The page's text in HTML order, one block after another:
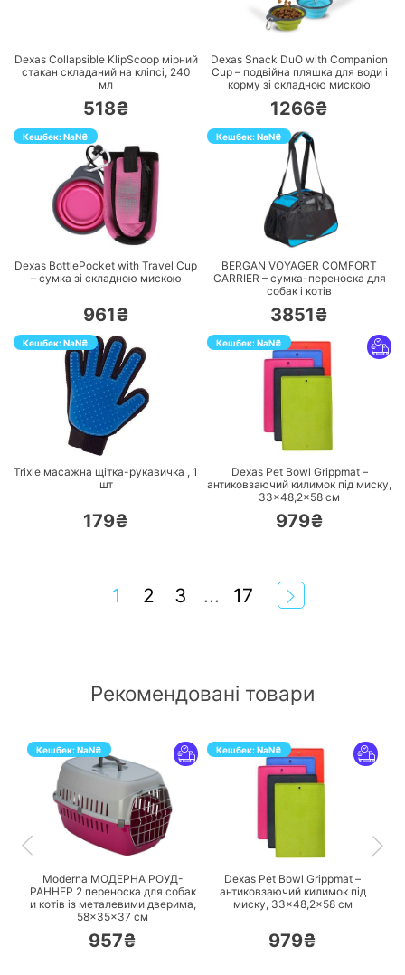
Dexas Collapsible KlipScoop мірний
стакан складаний на кліпсі, 240
мл
518₴
ПЕРЕЙТИ
Dexas Snack DuO with Companion
Cup – подвійна пляшка для води і
корму зі складною мискою
1266₴
Кешбек:NaN₴
ПЕРЕЙТИ
Dexas BottlePocket with Travel Cup
– сумка зі складною мискою
961₴
Кешбек:NaN₴
ПЕРЕЙТИ
BERGAN VOYAGER COMFORT
CARRIER – сумка-переноска для
собак і котів
3851₴
Кешбек:NaN₴
ПЕРЕЙТИ
Trixie масажна щітка-рукавичка , 1
шт
179₴
Кешбек:NaN₴
ПЕРЕЙТИ
Dexas Pet Bowl Grippmat –
антиковзаючий килимок під миску,
33×48,2×58 см
979₴
1 2 3 ... 17
Рекомендовані товари
Кешбек:NaN₴
ПЕРЕЙТИ
Moderna МОДЕРНА РОУД-
РАННЕР 2 переноска для собак
и котів із металевими дверима,
58×35×37 см
957₴
Кешбек:NaN₴
ПЕРЕЙТИ
Dexas Pet Bowl Grippmat –
антиковзаючий килимок під
миску, 33×48,2×58 см
979₴